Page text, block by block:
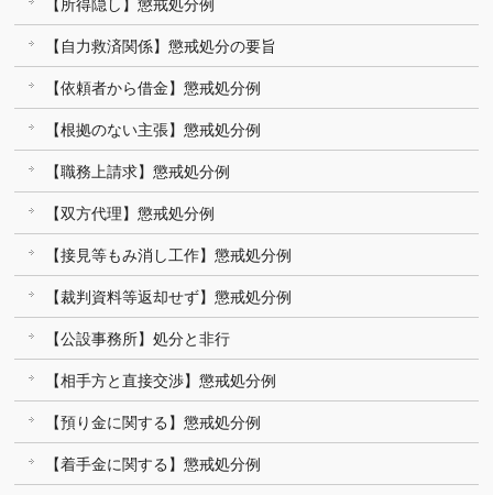
【所得隠し】懲戒処分例
【自力救済関係】懲戒処分の要旨
【依頼者から借金】懲戒処分例
【根拠のない主張】懲戒処分例
【職務上請求】懲戒処分例
【双方代理】懲戒処分例
【接見等もみ消し工作】懲戒処分例
【裁判資料等返却せず】懲戒処分例
【公設事務所】処分と非行
【相手方と直接交渉】懲戒処分例
【預り金に関する】懲戒処分例
【着手金に関する】懲戒処分例